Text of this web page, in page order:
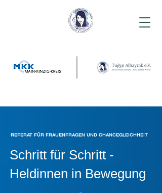
REFERAT FÜR FRAUENFRAGEN UND CHANCEGLEICHHEIT
Schritt für Schritt -
Heldinnen in Bewegung